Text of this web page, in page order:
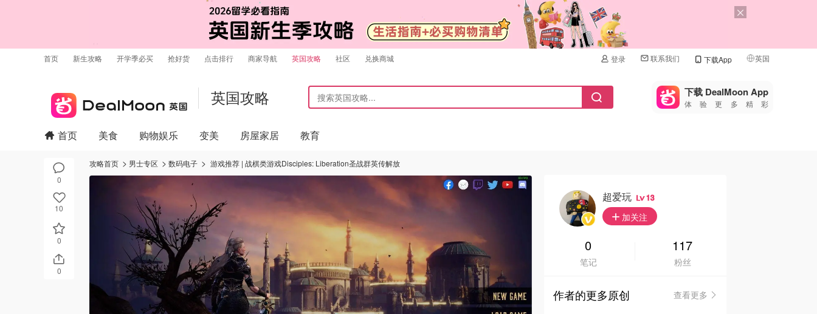
首页 新生攻略 开学季必买 抢好货 点击排行 商家导航 英国攻略 社区 兑换商城 登录 联系我们 下载App 英国
🇺🇸
🇨🇳 中国
🇮🇹
🇦🇺
🇳🇿新西兰
英国攻略 下载 DealMoon App
体验更多精彩
0
10
0
0
首页 美食 购物娱乐 变美 房屋家居 教育
攻略首页 男士专区 数码电子 游戏推荐 | 战棋类游戏Disciples: Liberation圣战群英传解放
超爱玩 13
加关注
0
笔记
117
粉丝
作者的更多原创
查看更多